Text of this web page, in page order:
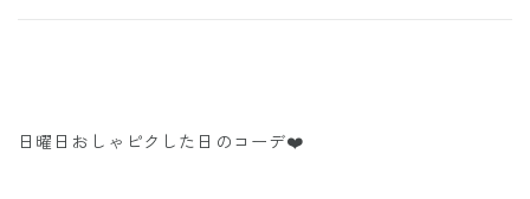
日曜日おしゃピクした日のコーデ❤️